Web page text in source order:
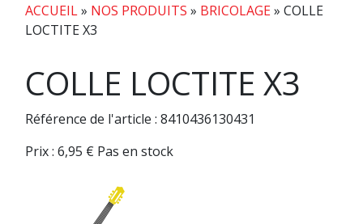
ACCUEIL» NOS PRODUITS » BRICOLAGE» COLLE
LOCTITE X3
COLLE LOCTITE X3
Référence de l'article : 8410436130431
Prix : 6,95 € Pas en stock